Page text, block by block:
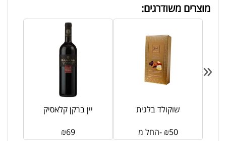
מוצרים משודרגים:
יין ברקן קלאסיק
₪69
שוקולד בלגית
החל מ- ₪50
«